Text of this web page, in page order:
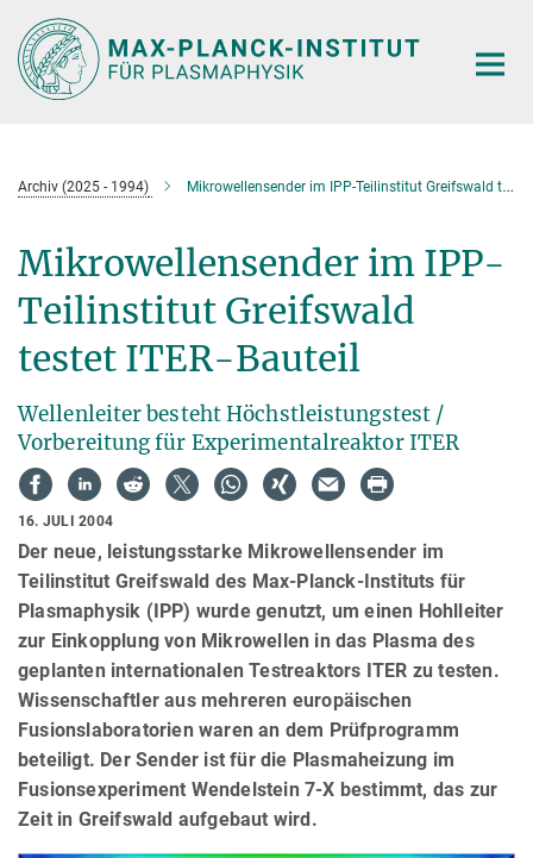
Hauptinhalt
Archiv (2025 - 1994) Mikrowellensender im IPP-Teilinstitut Greifswald testet ITER-Bauteil
Mikrowellensender im IPP-
Teilinstitut Greifswald
testet ITER-Bauteil
Wellenleiter besteht Höchstleistungstest /
Vorbereitung für Experimentalreaktor ITER
16. JULI 2004
Der neue, leistungsstarke Mikrowellensender im
Teilinstitut Greifswald des Max-Planck-Instituts für
Plasmaphysik (IPP) wurde genutzt, um einen Hohlleiter
zur Einkopplung von Mikrowellen in das Plasma des
geplanten internationalen Testreaktors ITER zu testen.
Wissenschaftler aus mehreren europäischen
Fusionslaboratorien waren an dem Prüfprogramm
beteiligt. Der Sender ist für die Plasmaheizung im
Fusionsexperiment Wendelstein 7-X bestimmt, das zur
Zeit in Greifswald aufgebaut wird.